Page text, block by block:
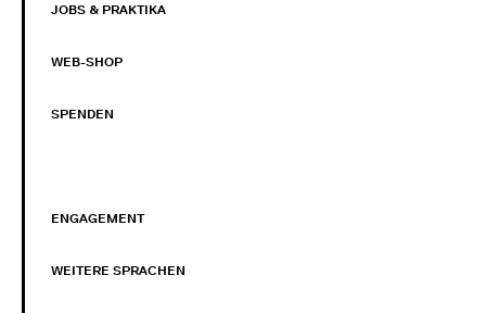
JOBS & PRAKTIKA
WEB-SHOP
SPENDEN
ENGAGEMENT
WEITERE SPRACHEN